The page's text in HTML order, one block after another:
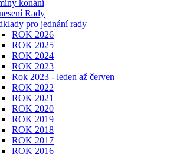
konání
Rady
pro jednání rady
ROK 2026
ROK 2025
ROK 2024
ROK 2023
Rok 2023 - leden až červen
ROK 2022
ROK 2021
ROK 2020
ROK 2019
ROK 2018
ROK 2017
ROK 2016